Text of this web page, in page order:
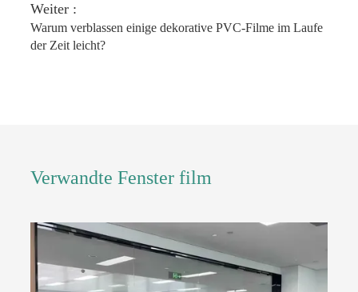
Weiter :
Warum verblassen einige dekorative PVC-Filme im Laufe
der Zeit leicht?
Verwandte Fenster film